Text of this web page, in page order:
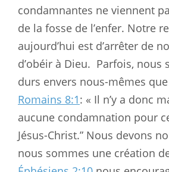
condamnantes ne viennent
de la fosse de l’enfer. Notre
aujourd’hui est d’arrêter de
d’obéir à Dieu. Parfois, nous
durs envers nous-mêmes que
Romains 8:1: « Il n’y a donc
aucune condamnation pour
Jésus-Christ.” Nous devons
nous sommes une création